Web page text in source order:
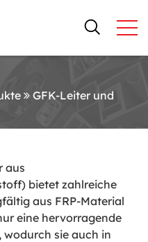
GFK-Leiter und
aus
bietet zahlreiche
aus FRP-Material
eine hervorragende
sie auch in